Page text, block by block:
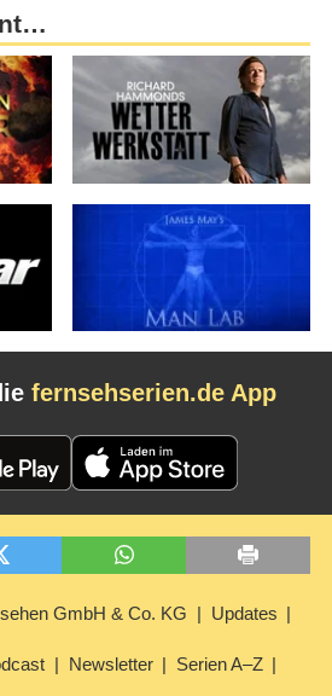
fernsehserien.de App
GmbH & Co. KG Updates
Newsletter Serien A–Z